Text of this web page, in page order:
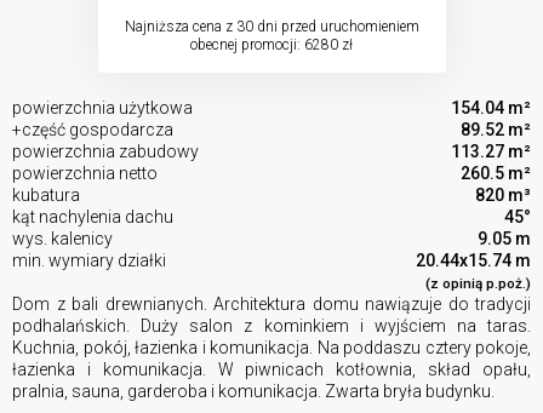
Najniższa cena z 30 dni przed uruchomieniem
obecnej promocji: 6280 zł
powierzchnia użytkowa
154.04 m²
+część gospodarcza
89.52 m²
powierzchnia zabudowy
113.27 m²
powierzchnia netto
260.5 m²
kubatura
820 m³
kąt nachylenia dachu
45°
wys. kalenicy
9.05 m
min. wymiary działki
20.44x15.74 m
(z opinią p.poż.)
Dom z bali drewnianych. Architektura domu nawiązuje do tradycji
podhalańskich. Duży salon z kominkiem i wyjściem na taras.
Kuchnia, pokój, łazienka i komunikacja. Na poddaszu cztery pokoje,
łazienka i komunikacja. W piwnicach kotłownia, skład opału,
pralnia, sauna, garderoba i komunikacja. Zwarta bryła budynku.